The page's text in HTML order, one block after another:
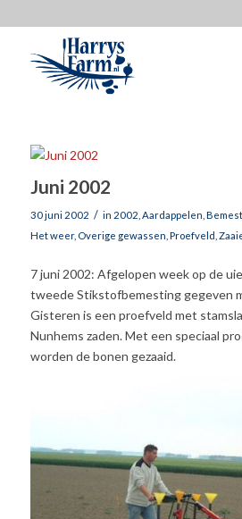
Juni 2002
30 juni 2002 / in 2002 Aardappelen
Het weer, Overige gewassen Proefveld
7 juni 2002: Afgelopen week op de
tweede Stikstofbemesting gegeven
Gisteren is een proefveld met
Nunhems zaden. Met een speciaal
worden de bonen gezaaid.